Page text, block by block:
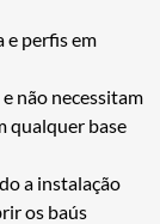
e perfis em
não necessitam
qualquer base
a instalação
os baús